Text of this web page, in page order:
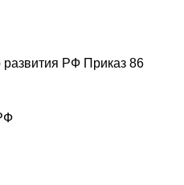
развития РФ Приказ 86